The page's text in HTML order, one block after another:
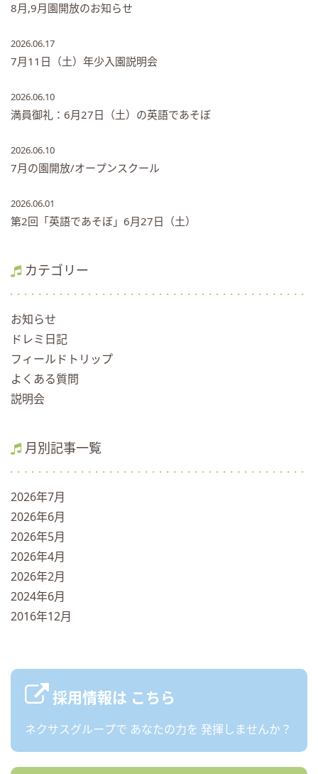
8月,9月園開放のお知らせ
2026.06.17
7月11日（土）年少入園説明会
2026.06.10
満員御礼：6月27日（土）の英語であそぼ
2026.06.10
7月の園開放/オープンスクール
2026.06.01
第2回「英語であそぼ」6月27日（土）
カテゴリー
お知らせ
ドレミ日記
フィールドトリップ
よくある質問
説明会
月別記事一覧
2026年7月
2026年6月
2026年5月
2026年4月
2026年2月
2024年6月
2016年12月
採用情報は こちら
ネクサスグループで あなたの力を 発揮しませんか？